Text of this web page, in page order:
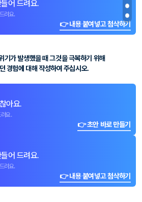
어 드려요.
려요.
👉 내용 붙여넣고 첨삭하기
기가 발생했을 때 그것을 극복하기 위해
경험에 대해 작성하여 주십시오.
아요.
요.
👉 초안 바로 만들기
어 드려요.
려요.
👉 내용 붙여넣고 첨삭하기